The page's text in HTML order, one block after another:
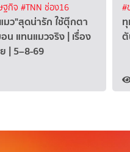
ฐกิจ #TNN ช่อง16
มว"สุดน่ารัก ใช้ตุ๊กตา
อน แทนแมวจริง | เรื่อง
| 5–8-69
#